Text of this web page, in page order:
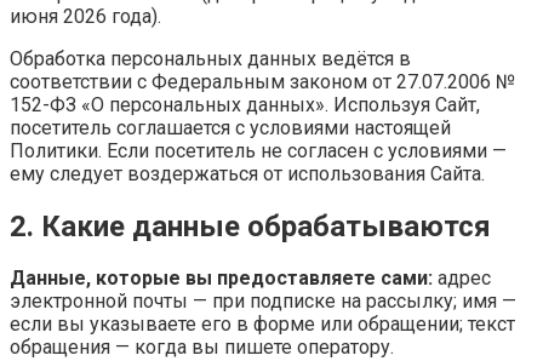
июня 2026 года).
Обработка персональных данных ведётся в
соответствии с Федеральным законом от 27.07.2006 №
152-ФЗ «О персональных данных». Используя Сайт,
посетитель соглашается с условиями настоящей
Политики. Если посетитель не согласен с условиями —
ему следует воздержаться от использования Сайта.
2. Какие данные обрабатываются
Данные, которые вы предоставляете сами: адрес
электронной почты — при подписке на рассылку; имя —
если вы указываете его в форме или обращении; текст
обращения — когда вы пишете оператору.